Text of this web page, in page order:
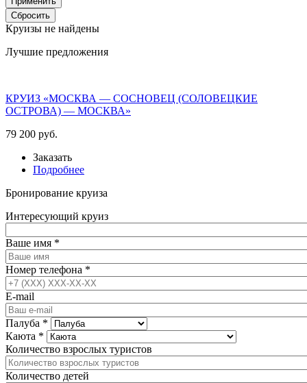
Круизы не найдены
Лучшие предложения
КРУИЗ «МОСКВА — СОСНОВЕЦ (СОЛОВЕЦКИЕ
ОСТРОВА) — МОСКВА»
79 200 руб.
Заказать
Подробнее
Бронирование круиза
Интересующий круиз
Ваше имя *
Номер телефона *
E-mail
Палуба *
Каюта *
Количество взрослых туристов
Количество детей